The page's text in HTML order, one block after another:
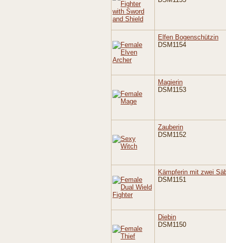
Elfen Bogenschützin
DSM1154
Magierin
DSM1153
Zauberin
DSM1152
Kämpferin mit zwei
DSM1151
Diebin
DSM1150